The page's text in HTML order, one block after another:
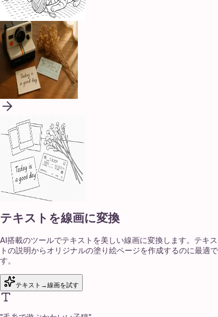
テキストを線画に変換
AI搭載のツールでテキストを美しい線画に変換します。テキス
トの説明からオリジナルの塗り絵ページを作成するのに最適で
す。
テキスト→線画を試す